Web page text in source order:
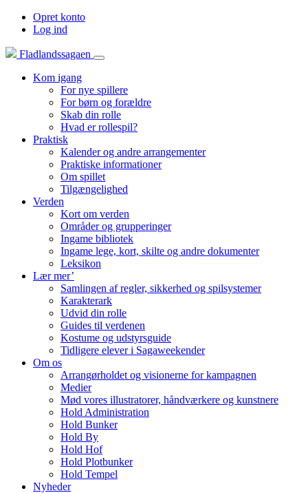
Opret konto
Log ind
Fladlandssagaen
Kom igang
For nye spillere
For børn og forældre
Skab din rolle
Hvad er rollespil?
Praktisk
Kalender og andre arrangementer
Praktiske informationer
Om spillet
Tilgængelighed
Verden
Kort om verden
Områder og grupperinger
Ingame bibliotek
Ingame lege, kort, skilte og andre dokumenter
Leksikon
Lær mer’
Samlingen af regler, sikkerhed og spilsystemer
Karakterark
Udvid din rolle
Guides til verdenen
Kostume og udstyrsguide
Tidligere elever i Sagaweekender
Om os
Arrangørholdet og visionerne for kampagnen
Medier
Mød vores illustratorer, håndværkere og kunstnere
Hold Administration
Hold Bunker
Hold By
Hold Hof
Hold Plotbunker
Hold Tempel
Nyheder